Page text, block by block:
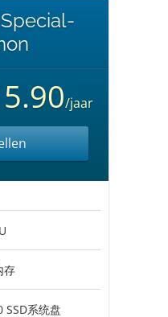
/jaar
存
SSD系统盘